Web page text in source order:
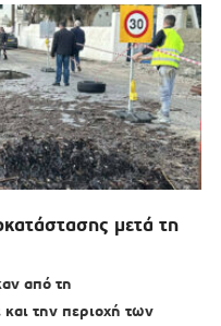
μετά τη
από τη
την περιοχή των